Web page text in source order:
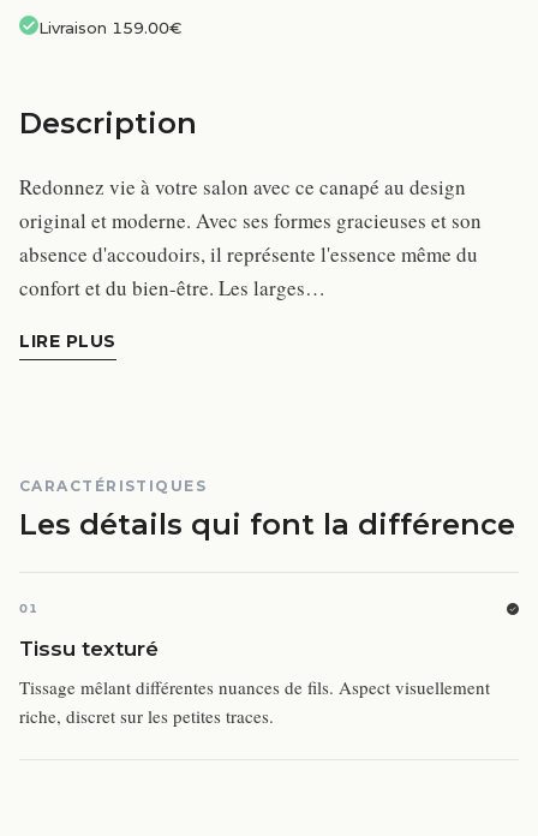
Livraison 159.00€
Description
Redonnez vie à votre salon avec ce canapé au design
original et moderne. Avec ses formes gracieuses et son
absence d'accoudoirs, il représente l'essence même du
confort et du bien-être. Les larges…
LIRE PLUS
CARACTÉRISTIQUES
Les détails qui font la différence
01
Tissu texturé
Tissage mêlant différentes nuances de fils. Aspect visuellement
riche, discret sur les petites traces.